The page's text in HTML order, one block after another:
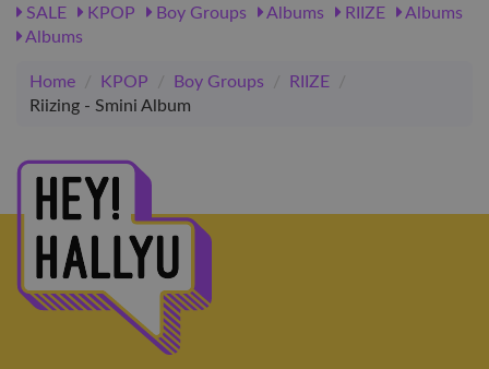
SALE
KPOP Boy Groups Albums RIIZE
Albums
Albums
Home / KPOP / Boy Groups / RIIZE
/
Riizing - Smini Album